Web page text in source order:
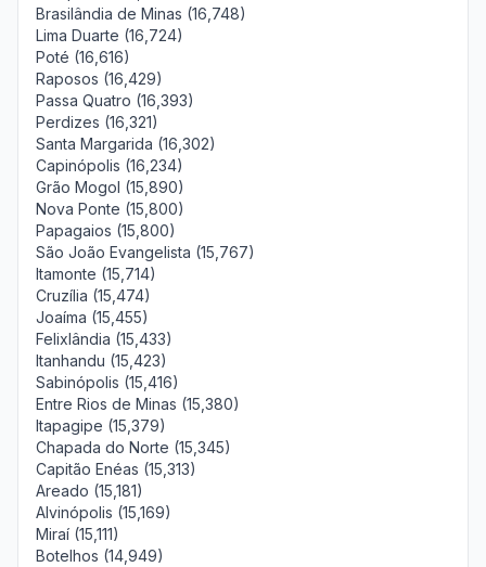
Brasilândia de Minas (16,748)
Lima Duarte (16,724)
Poté (16,616)
Raposos (16,429)
Passa Quatro (16,393)
Perdizes (16,321)
Santa Margarida (16,302)
Capinópolis (16,234)
Grão Mogol (15,890)
Nova Ponte (15,800)
Papagaios (15,800)
São João Evangelista (15,767)
Itamonte (15,714)
Cruzília (15,474)
Joaíma (15,455)
Felixlândia (15,433)
Itanhandu (15,423)
Sabinópolis (15,416)
Entre Rios de Minas (15,380)
Itapagipe (15,379)
Chapada do Norte (15,345)
Capitão Enéas (15,313)
Areado (15,181)
Alvinópolis (15,169)
Miraí (15,111)
Botelhos (14,949)